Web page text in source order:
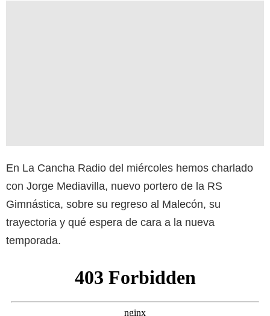
En La Cancha Radio del miércoles hemos charlado
con Jorge Mediavilla, nuevo portero de la RS
Gimnástica, sobre su regreso al Malecón, su
trayectoria y qué espera de cara a la nueva
temporada.